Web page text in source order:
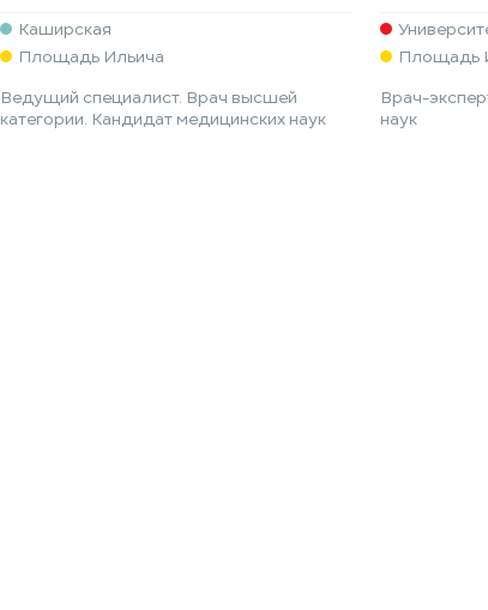
Каширская
Площадь Ильича
Ведущий специалист. Врач высшей
категории. Кандидат медицинских наук
Площадь
Врач-
наук